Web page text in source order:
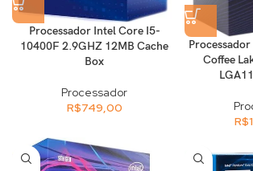
Processador Intel Core I5-
10400F 2.9GHZ 12MB Cache
Box
Processador
R$749,00
Coffee
R$